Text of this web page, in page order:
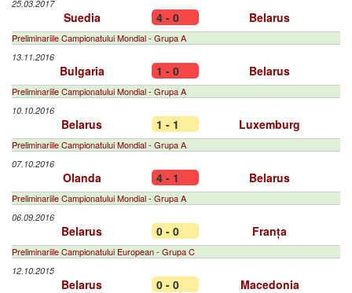
25.03.2017
Suedia 4 - 0 Belarus
Preliminariile Campionatului Mondial - Grupa A
13.11.2016
Bulgaria 1 - 0 Belarus
Preliminariile Campionatului Mondial - Grupa A
10.10.2016
Belarus 1 - 1 Luxemburg
Preliminariile Campionatului Mondial - Grupa A
07.10.2016
Olanda 4 - 1 Belarus
Preliminariile Campionatului Mondial - Grupa A
06.09.2016
Belarus 0 - 0 Franța
Preliminariile Campionatului European - Grupa C
12.10.2015
Belarus 0 - 0 Macedonia